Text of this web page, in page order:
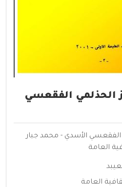
الحذلمي الفقعسي
الفقعسي الأسدي - محمد جبار
العامة
العامة